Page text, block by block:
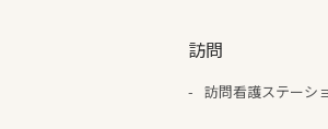
訪問
訪問看護ステー